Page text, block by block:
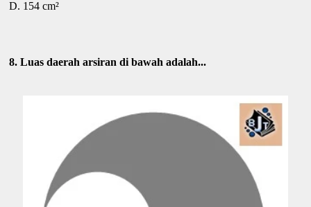
D. 154 cm²
8. Luas daerah arsiran di bawah adalah...